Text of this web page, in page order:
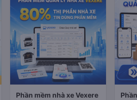
Phần mềm nhà xe Vexere